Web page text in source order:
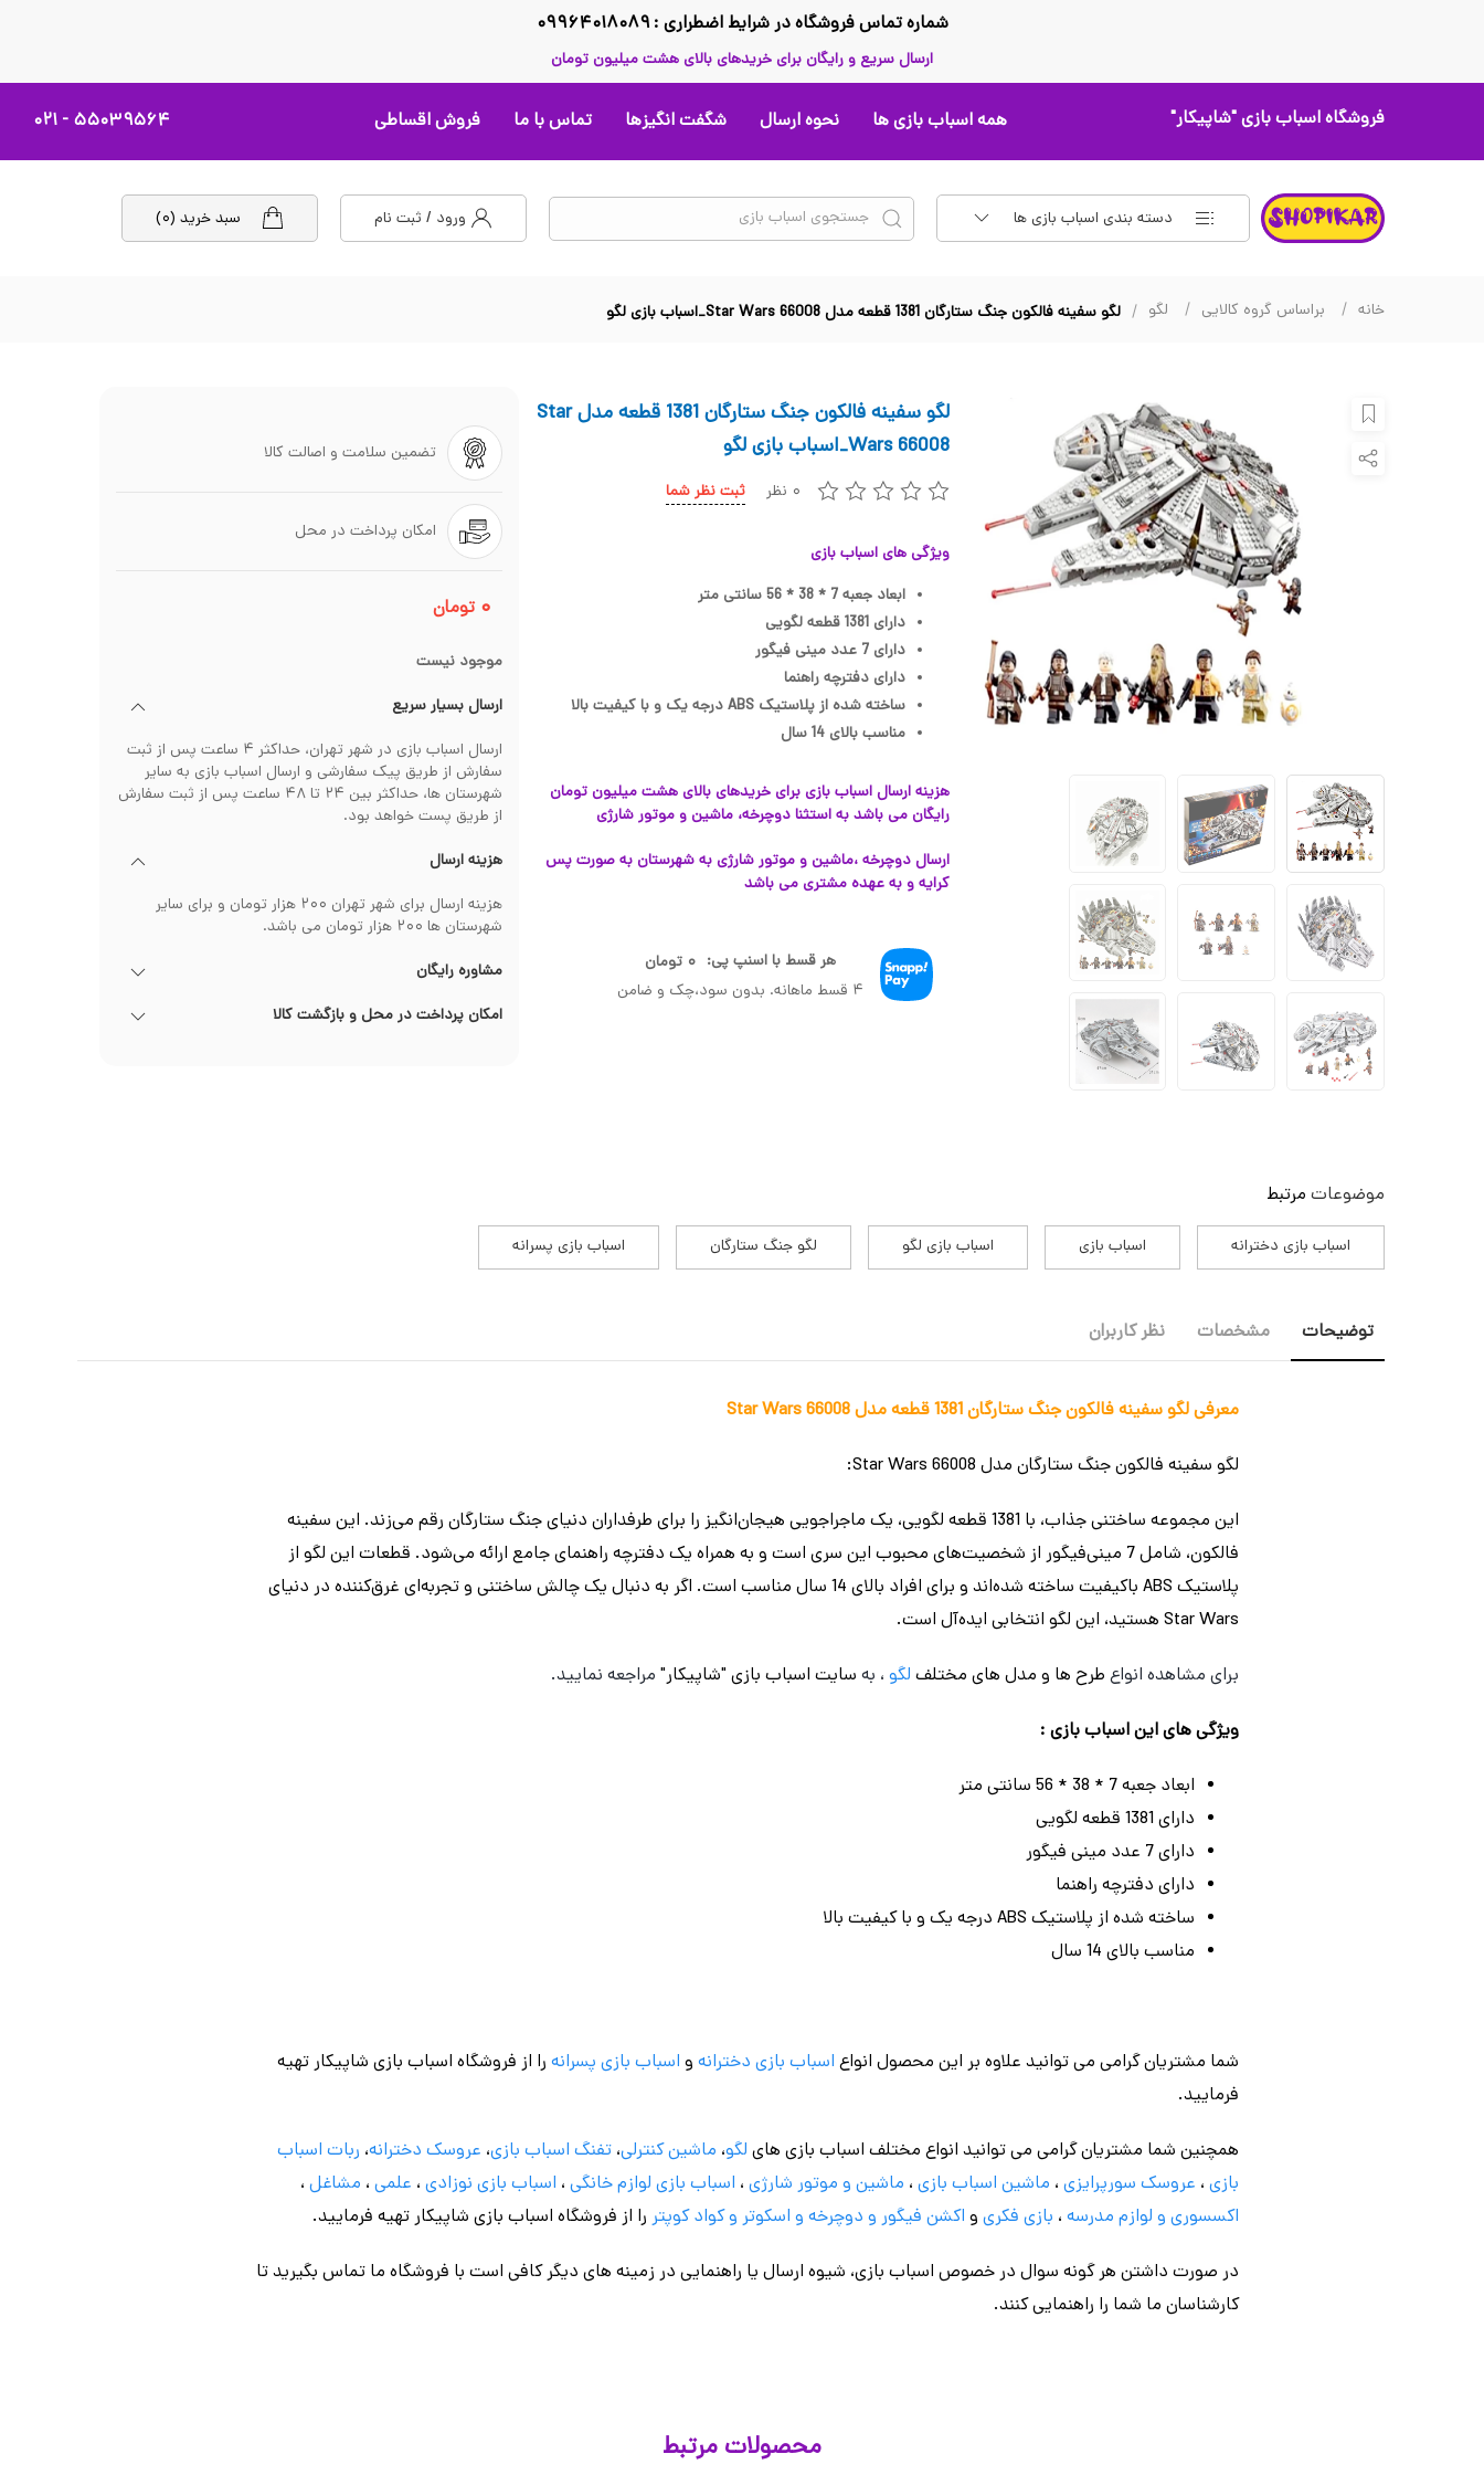
شماره تماس فروشگاه در شرایط اضطراری : ۰۹۹۶۴۰۱۸۰۸۹
ارسال سریع و رایگان برای خریدهای بالای هشت میلیون تومان
فروشگاه اسباب بازی"شاپیکار" همه اسباب بازی ها نحوه ارسال شگفت انگیزها تماس با ما فروش اقساطی ۵۵۰۳۹۵۶۴ - ۰۲۱
دسته بندی اسباب بازی ها ورود / ثبت نام سبد خرید (۰)
خانه براساس گروه کالایی لگو لگو سفینه فالکون جنگ ستارگان 1381 قطعه مدل Star Wars 66008_اسباب بازی لگو
لگو سفینه فالکون جنگ ستارگان 1381 قطعه مدل Star
Wars 66008_اسباب بازی لگو
۰ نظر ثبت نظر شما
ویژگی های اسباب بازی
ابعاد جعبه 7 * 38 * 56 سانتی متر
دارای 1381 قطعه لگویی
دارای 7 عدد مینی فیگور
دارای دفترچه راهنما
ساخته شده از پلاستیک ABS درجه یک و با کیفیت بالا
مناسب بالای 14 سال
هزینه ارسال اسباب بازی برای خریدهای بالای هشت میلیون تومان
رایگان می باشد به استثنا دوچرخه، ماشین و موتور شارژی
ارسال دوچرخه ،ماشین و موتور شارژی به شهرستان به صورت پس
کرایه و به عهده مشتری می باشد
هر قسط با اسنپ پی: ۰ تومان
۴ قسط ماهانه. بدون سود،چک و ضامن
تضمین سلامت و اصالت کالا
امکان پرداخت در محل
۰ تومان
موجود نیست
ارسال بسیار سریع
ارسال اسباب بازی در شهر تهران، حداکثر ۴ ساعت پس از ثبت
سفارش از طریق پیک سفارشی و ارسال اسباب بازی به سایر
شهرستان ها، حداکثر بین ۲۴ تا ۴۸ ساعت پس از ثبت سفارش
از طریق پست خواهد بود.
هزینه ارسال
هزینه ارسال برای شهر تهران ۲۰۰ هزار تومان و برای سایر
شهرستان ها ۲۰۰ هزار تومان می باشد.
مشاوره رایگان
امکان پرداخت در محل و بازگشت کالا
موضوعات مرتبط
اسباب بازی دخترانه اسباب بازی اسباب بازی لگو لگو جنگ ستارگان اسباب بازی پسرانه
توضیحات مشخصات نظر کاربران
معرفی لگو سفینه فالکون جنگ ستارگان 1381 قطعه مدل Star Wars 66008
لگو سفینه فالکون جنگ ستارگان مدل Star Wars 66008:
این مجموعه ساختنی جذاب، با 1381 قطعه لگویی، یک ماجراجویی هیجان‌انگیز را برای طرفداران دنیای جنگ ستارگان رقم می‌زند. این سفینه
فالکون، شامل 7 مینی‌فیگور از شخصیت‌های محبوب این سری است و به همراه یک دفترچه راهنمای جامع ارائه می‌شود. قطعات این لگو از
پلاستیک ABS باکیفیت ساخته شده‌اند و برای افراد بالای 14 سال مناسب است. اگر به دنبال یک چالش ساختنی و تجربه‌ای غرق‌کننده در دنیای
Star Wars هستید، این لگو انتخابی ایده‌آل است.
برای مشاهده انواع طرح ها و مدل های مختلف لگو ، به سایت اسباب بازی "شاپیکار" مراجعه نمایید.
ویژگی های این اسباب بازی :
ابعاد جعبه 7 * 38 * 56 سانتی متر
دارای 1381 قطعه لگویی
دارای 7 عدد مینی فیگور
دارای دفترچه راهنما
ساخته شده از پلاستیک ABS درجه یک و با کیفیت بالا
مناسب بالای 14 سال
شما مشتریان گرامی می توانید علاوه بر این محصول انواع اسباب بازی دخترانه و اسباب بازی پسرانه را از فروشگاه اسباب بازی شاپیکار تهیه
فرمایید.
همچنین شما مشتریان گرامی می توانید انواع مختلف اسباب بازی های لگو، ماشین کنترلی، تفنگ اسباب بازی، عروسک دخترانه، ربات اسباب
بازی ، عروسک سورپرایزی ، ماشین اسباب بازی ، ماشین و موتور شارژی ، اسباب بازی لوازم خانگی ، اسباب بازی نوزادی ، علمی ، مشاغل ،
اکسسوری و لوازم مدرسه ، بازی فکری و اکشن فیگور و دوچرخه و اسکوتر و کواد کوپتر را از فروشگاه اسباب بازی شاپیکار تهیه فرمایید.
در صورت داشتن هر گونه سوال در خصوص اسباب بازی، شیوه ارسال یا راهنمایی در زمینه های دیگر کافی است با فروشگاه ما تماس بگیرید تا
کارشناسان ما شما را راهنمایی کنند.
محصولات مرتبط